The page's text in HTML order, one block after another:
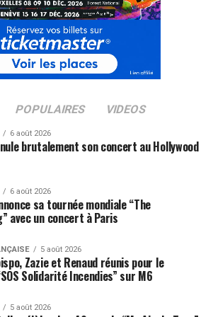
POPULAIRES VIDEOS
6 août 2026
brutalement son concert au Hollywood
6 août 2026
sa tournée mondiale “The
avec un concert à Paris
5 août 2026
Zazie et Renaud réunis pour le
Solidarité Incendies” sur M6
5 août 2026